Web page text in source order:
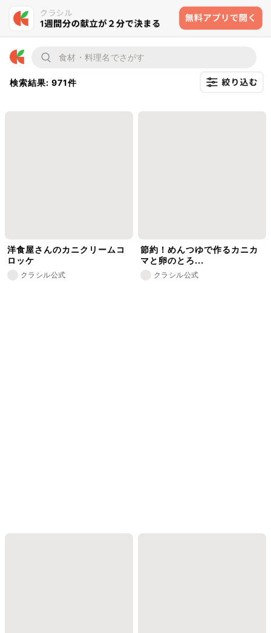
検索結果: 971件
洋食屋さんのカニクリームコ
ロッケ
クラシル公式
節約！めんつゆで作るカニカ
マと卵のとろ...
クラシル公式